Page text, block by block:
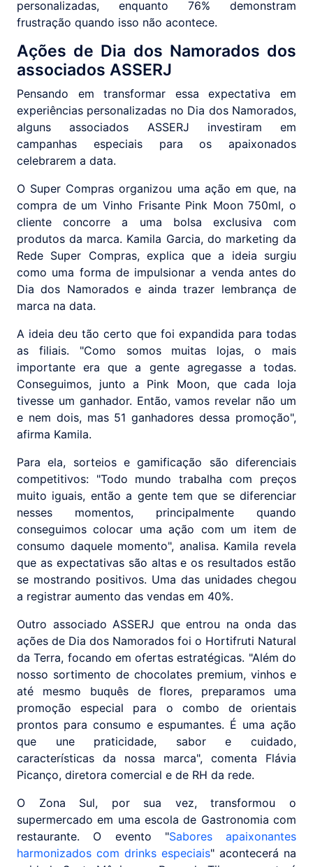
personalizadas, enquanto 76% demonstram
frustração quando isso não acontece.
Ações de Dia dos Namorados dos
associados ASSERJ
Pensando em transformar essa expectativa em
experiências personalizadas no Dia dos Namorados,
alguns associados ASSERJ investiram em
campanhas especiais para os apaixonados
celebrarem a data.
O Super Compras organizou uma ação em que, na
compra de um Vinho Frisante Pink Moon 750ml, o
cliente concorre a uma bolsa exclusiva com
produtos da marca. Kamila Garcia, do marketing da
Rede Super Compras, explica que a ideia surgiu
como uma forma de impulsionar a venda antes do
Dia dos Namorados e ainda trazer lembrança de
marca na data.
A ideia deu tão certo que foi expandida para todas
as filiais. "Como somos muitas lojas, o mais
importante era que a gente agregasse a todas.
Conseguimos, junto a Pink Moon, que cada loja
tivesse um ganhador. Então, vamos revelar não um
e nem dois, mas 51 ganhadores dessa promoção",
afirma Kamila.
Para ela, sorteios e gamificação são diferenciais
competitivos: "Todo mundo trabalha com preços
muito iguais, então a gente tem que se diferenciar
nesses momentos, principalmente quando
conseguimos colocar uma ação com um item de
consumo daquele momento", analisa. Kamila revela
que as expectativas são altas e os resultados estão
se mostrando positivos. Uma das unidades chegou
a registrar aumento das vendas em 40%.
Outro associado ASSERJ que entrou na onda das
ações de Dia dos Namorados foi o Hortifruti Natural
da Terra, focando em ofertas estratégicas. "Além do
nosso sortimento de chocolates premium, vinhos e
até mesmo buquês de flores, preparamos uma
promoção especial para o combo de orientais
prontos para consumo e espumantes. É uma ação
que une praticidade, sabor e cuidado,
características da nossa marca", comenta Flávia
Picanço, diretora comercial e de RH da rede.
O Zona Sul, por sua vez, transformou o
supermercado em uma escola de Gastronomia com
restaurante. O evento "Sabores apaixonantes
harmonizados com drinks especiais" acontecerá na